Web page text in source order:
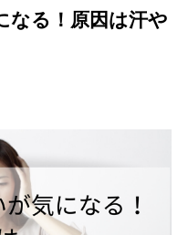
なる！原因は汗や